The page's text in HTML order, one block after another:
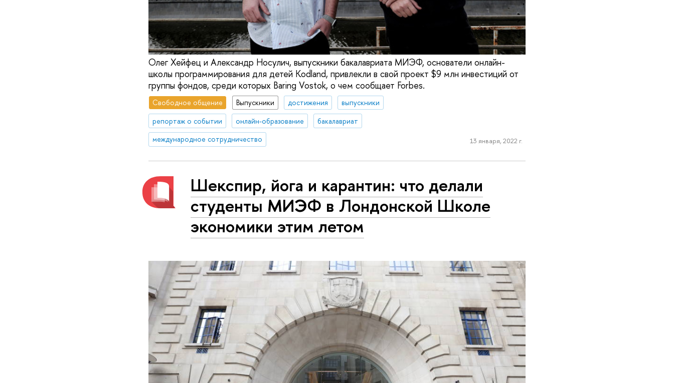
Олег Хейфец и Александр Носулич, выпускники бакалавриата МИЭФ, основатели онлайн-
школы программирования для детей Kodland, привлекли в свой проект $9 млн инвестиций от
группы фондов, среди которых Baring Vostok, о чем сообщает Forbes.
Свободное общение Выпускники достижения
выпускники
репортаж о событии
онлайн-образование
бакалавриат
международное сотрудничество
13 января, 2022 г.
Шекспир, йога и карантин: что делали
студенты МИЭФ в Лондонской Школе
экономики этим летом